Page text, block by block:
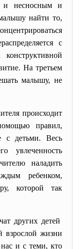
и несносным и
найти то,
с
конструктивной
На третьем
малышу, не
происходит
правил,
с детьми. Весь
наладить
ребенком,
которой так
других детей
взрослой жизни
и с теми, кто